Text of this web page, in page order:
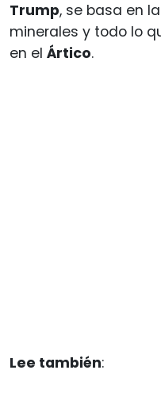
Trump, se basa en
minerales y todo lo
en el Ártico.
Lee también: